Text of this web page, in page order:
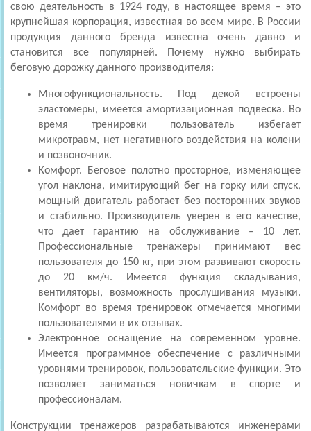
свою деятельность в 1924 году, в настоящее время – это
крупнейшая корпорация, известная во всем мире. В России
продукция данного бренда известна очень давно и
становится все популярней. Почему нужно выбирать
беговую дорожку данного производителя:
Многофункциональность. Под декой встроены
эластомеры, имеется амортизационная подвеска. Во
время тренировки пользователь избегает
микротравм, нет негативного воздействия на колени
и позвоночник.
Комфорт. Беговое полотно просторное, изменяющее
угол наклона, имитирующий бег на горку или спуск,
мощный двигатель работает без посторонних звуков
и стабильно. Производитель уверен в его качестве,
что дает гарантию на обслуживание – 10 лет.
Профессиональные тренажеры принимают вес
пользователя до 150 кг, при этом развивают скорость
до 20 км/ч. Имеется функция складывания,
вентиляторы, возможность прослушивания музыки.
Комфорт во время тренировок отмечается многими
пользователями в их отзывах.
Электронное оснащение на современном уровне.
Имеется программное обеспечение с различными
уровнями тренировок, пользовательские функции. Это
позволяет заниматься новичкам в спорте и
профессионалам.
Конструкции тренажеров разрабатываются инженерами